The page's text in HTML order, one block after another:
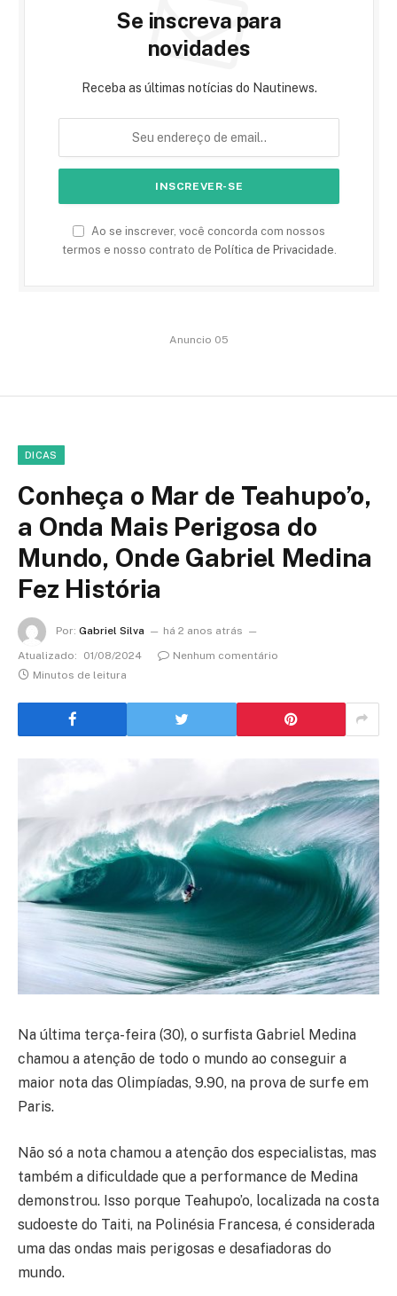
Se inscreva para
novidades
Receba as últimas notícias do Nautinews.
Ao se inscrever, você concorda com nossos
termos e nosso contrato de Política de Privacidade
Anuncio 05
DICAS
Conheça o Mar de Teahupo’o,
a Onda Mais Perigosa do
Mundo, Onde Gabriel Medina
Fez História
Por: Gabriel Silva
há 2 anos atrás
Atualizado:
01/08/2024
Nenhum comentário
Minutos de leitura
Na última terça-feira (30), o surfista Gabriel Medina
chamou a atenção de todo o mundo ao conseguir a
maior nota das Olimpíadas, 9.90, na prova de surfe em
Paris.
Não só a nota chamou a atenção dos especialistas, mas
também a dificuldade que a performance de Medina
demonstrou. Isso porque Teahupo’o, localizada na costa
sudoeste do Taiti, na Polinésia Francesa, é considerada
uma das ondas mais perigosas e desafiadoras do
mundo.